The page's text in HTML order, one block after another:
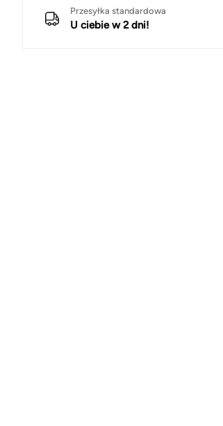
Przesyłka standardowa
U ciebie w 2 dni!